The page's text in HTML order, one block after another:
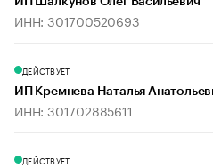
ИНН: 301700520693
ДЕЙСТВУЕТ
ИП Кремнева Наталья
ИНН: 301702885611
ДЕЙСТВУЕТ